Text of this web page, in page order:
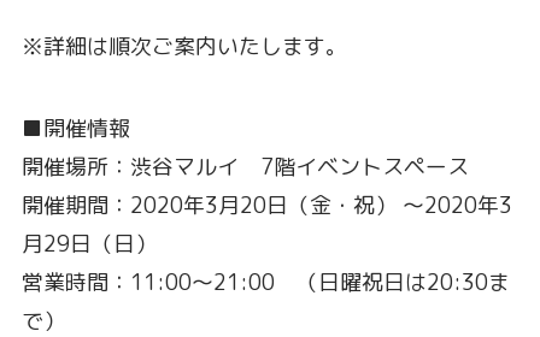
※詳細は順次ご案内いたします。
■開催情報
開催場所：渋谷マルイ 7階イベントスペース
開催期間：2020年3月20日（金・祝） ～2020年3
月29日（日）
営業時間：11:00～21:00 （日曜祝日は20:30ま
で）